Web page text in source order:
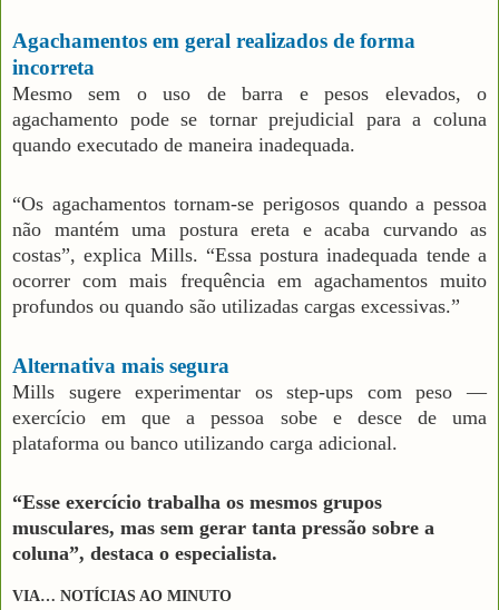
Agachamentos em geral realizados de forma
incorreta
Mesmo sem o uso de barra e pesos elevados, o
agachamento pode se tornar prejudicial para a coluna
quando executado de maneira inadequada.
“Os agachamentos tornam-se perigosos quando a pessoa
não mantém uma postura ereta e acaba curvando as
costas”, explica Mills. “Essa postura inadequada tende a
ocorrer com mais frequência em agachamentos muito
profundos ou quando são utilizadas cargas excessivas.”
Alternativa mais segura
Mills sugere experimentar os step-ups com peso —
exercício em que a pessoa sobe e desce de uma
plataforma ou banco utilizando carga adicional.
“Esse exercício trabalha os mesmos grupos
musculares, mas sem gerar tanta pressão sobre a
coluna”, destaca o especialista.
VIA… NOTÍCIAS AO MINUTO